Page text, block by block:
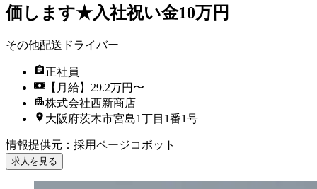
価します★入社祝い金10万円
その他配送ドライバー
正社員
【月給】29.2万円〜
株式会社西新商店
大阪府茨木市宮島1丁目1番1号
情報提供元 ： 採用ページコボット
求人を見る